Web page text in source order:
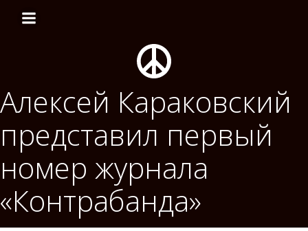
содержимому
Алексей Караковский
представил первый
номер журнала
«Контрабанда»